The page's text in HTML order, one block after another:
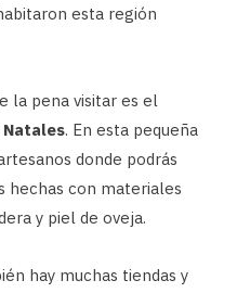
esta región
la pena visitar es el
. En esta pequeña
donde podrás
hechas con materiales
y piel de oveja.
hay muchas tiendas y